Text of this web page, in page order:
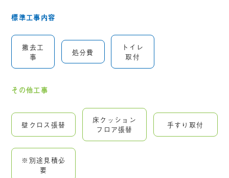
標準工事内容
撤去工
事
処分費
トイレ
取付
その他工事
壁クロス張替
床クッション
フロア張替
手すり取付
※別途見積必
要